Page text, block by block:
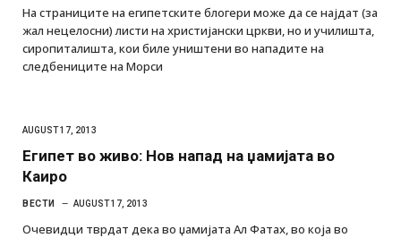
На страниците на египетските блогери може да се најдат (за
жал нецелосни) листи на христијански цркви, но и училишта,
сиропиталишта, кои биле уништени во нападите на
следбениците на Морси
AUGUST 17, 2013
Египет во живо: Нов напад на џамијата во
Каиро
ВЕСТИ AUGUST 17, 2013
Очевидци тврдат дека во џамијата Ал Фатах, во која во